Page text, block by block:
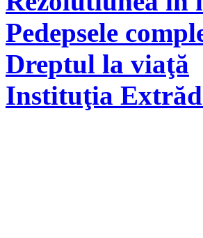
Pedepsele
Dreptul la viaţă
Instituţia